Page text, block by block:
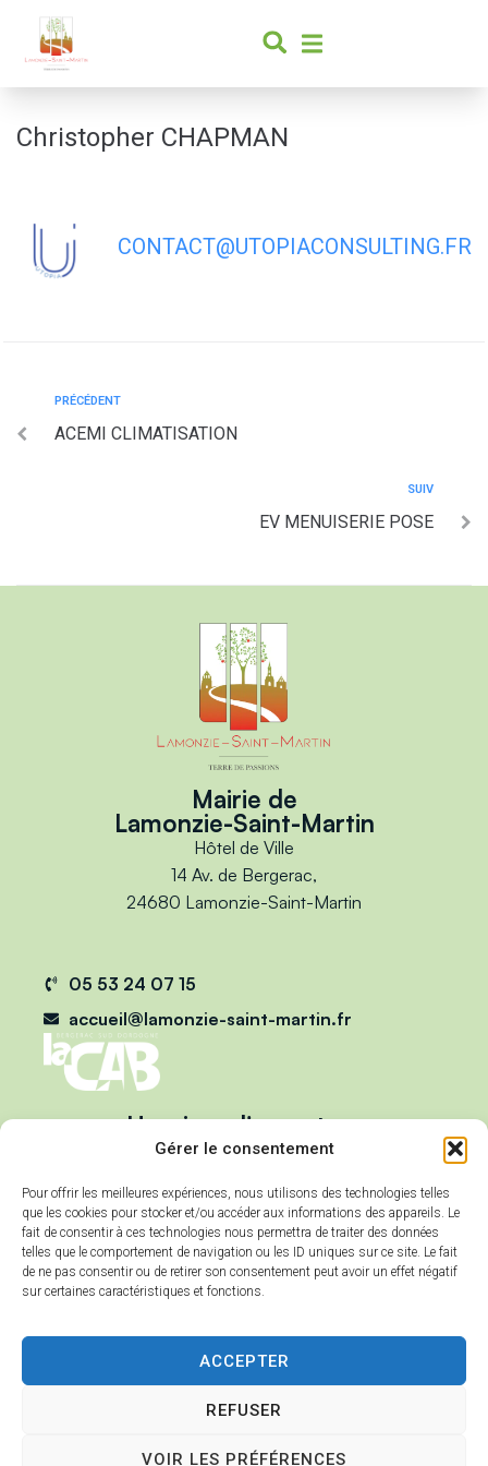
Gérer le consentement
Pour offrir les meilleures expériences, nous utilisons des technologies telles
que les cookies pour stocker et/ou accéder aux informations des appareils. Le
fait de consentir à ces technologies nous permettra de traiter des données
telles que le comportement de navigation ou les ID uniques sur ce site. Le fait
de ne pas consentir ou de retirer son consentement peut avoir un effet négatif
sur certaines caractéristiques et fonctions.
ACCEPTER
REFUSER
VOIR LES PRÉFÉRENCES
principal
Christopher CHAPMAN
CONTACT@UTOPIACONSULTING.FR
PRÉCÉDENT
ACEMI CLIMATISATION
SUIV
EV MENUISERIE POSE
Mairie de
Lamonzie-Saint-Martin
Hôtel de Ville
14 Av. de Bergerac,
24680 Lamonzie-Saint-Martin
05 53 24 07 15
accueil@lamonzie-saint-martin.fr
Horaires d'ouverture
Du lundi au vendredi :
et de 13h00 à 17h00
Mercredi :
de 9h00 à 12h00